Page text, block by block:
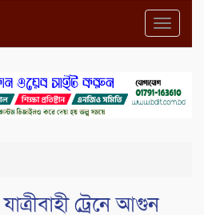
ট্রেনে আগুন